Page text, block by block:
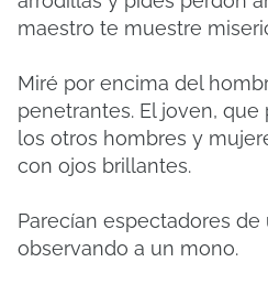
maestro te muestre
Miré por encima del
penetrantes. El joven, que
los otros hombres y
con ojos brillantes.
Parecían espectadores
observando a un mono.